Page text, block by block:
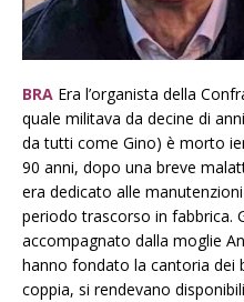
BRA Era l’organista della
quale militava da decine di
da tutti come Gino) è morto
90 anni, dopo una breve
era dedicato alle
periodo trascorso in fabbrica.
accompagnato dalla moglie
hanno fondato la cantoria dei
coppia, si rendevano